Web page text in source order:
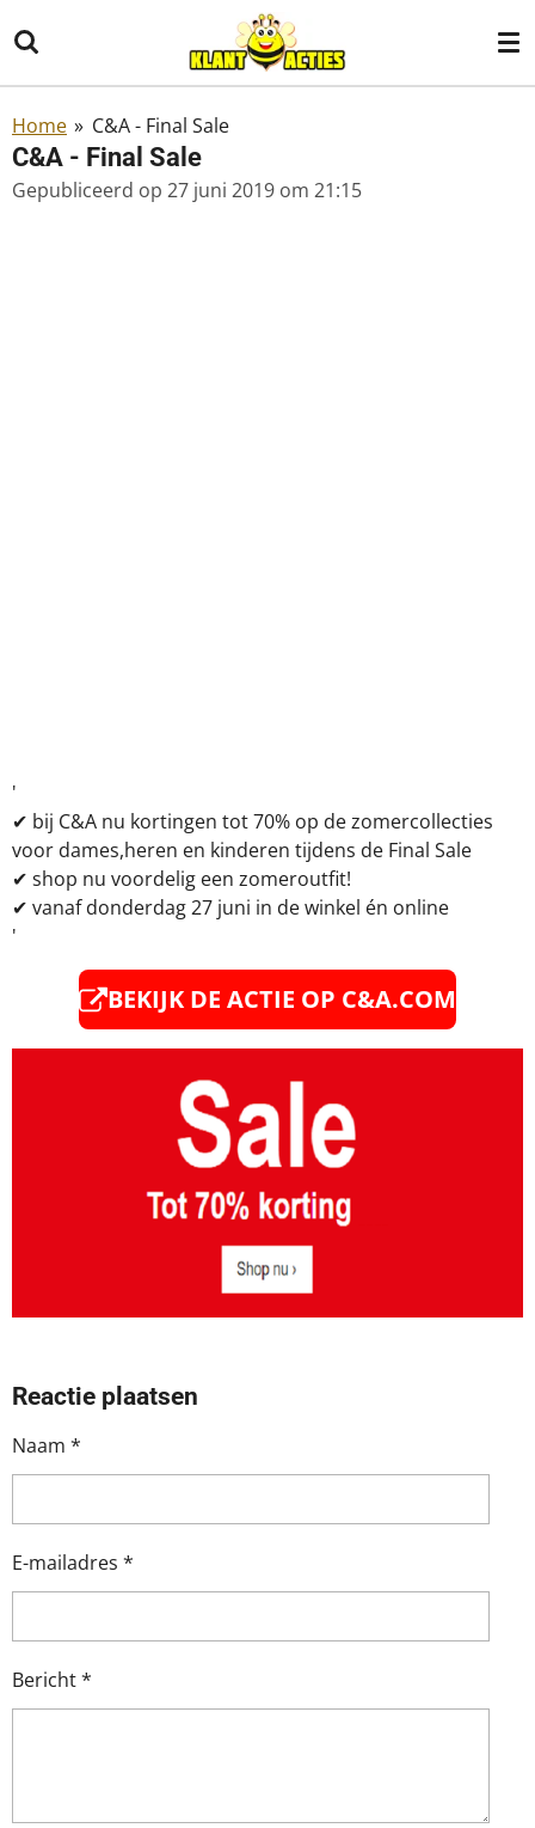
direct
naar
hoofdinhoud
Home » C&A - Final Sale
C&A - Final Sale
Gepubliceerd op 27 juni 2019 om 21:15
'
✔ bij C&A nu kortingen tot 70% op de zomercollecties
voor dames,heren en kinderen tijdens de Final Sale
✔ shop nu voordelig een zomeroutfit!
✔ vanaf donderdag 27 juni in de winkel én online
'
BEKIJK DE ACTIE OP C&A.COM
Reactie plaatsen
Naam *
E-mailadres *
Bericht *